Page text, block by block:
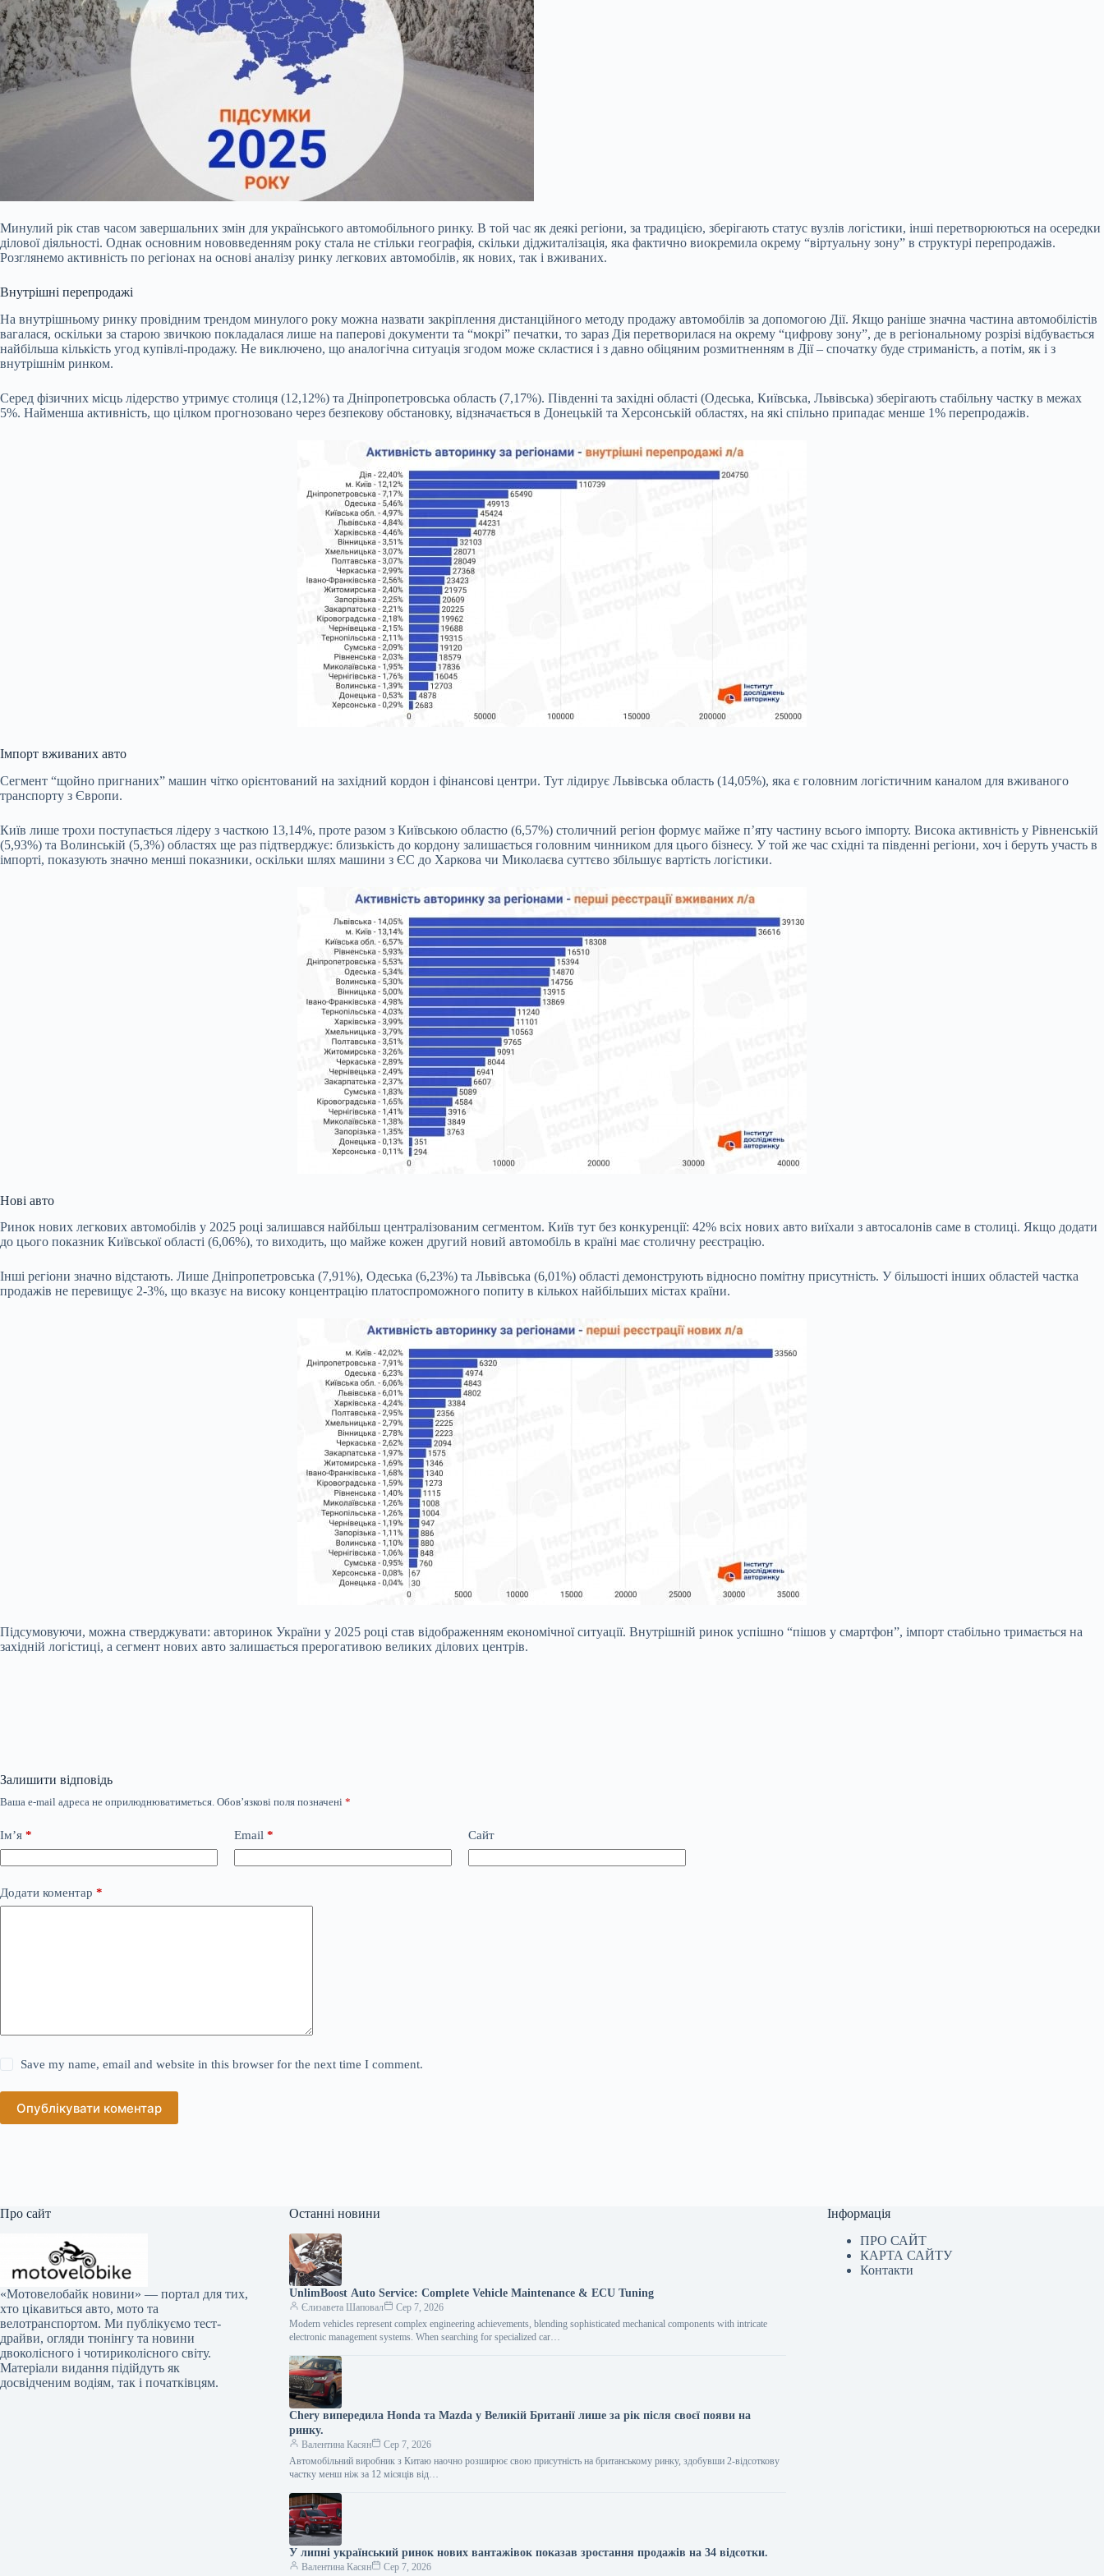
Минулий рік став часом завершальних змін для українського автомобільного ринку. В той час як деякі регіони, за традицією, зберігають статус вузлів логістики, інші перетворюються на осередки
ділової діяльності. Однак основним нововведенням року стала не стільки географія, скільки діджиталізація, яка фактично виокремила окрему “віртуальну зону” в структурі перепродажів.
Розглянемо активність по регіонах на основі аналізу ринку легкових автомобілів, як нових, так і вживаних.
Внутрішні перепродажі
На внутрішньому ринку провідним трендом минулого року можна назвати закріплення дистанційного методу продажу автомобілів за допомогою Дії. Якщо раніше значна частина автомобілістів
вагалася, оскільки за старою звичкою покладалася лише на паперові документи та “мокрі” печатки, то зараз Дія перетворилася на окрему “цифрову зону”, де в регіональному розрізі відбувається
найбільша кількість угод купівлі-продажу. Не виключено, що аналогічна ситуація згодом може скластися і з давно обіцяним розмитненням в Дії – спочатку буде стриманість, а потім, як і з
внутрішнім ринком.
Серед фізичних місць лідерство утримує столиця (12,12%) та Дніпропетровська область (7,17%). Південні та західні області (Одеська, Київська, Львівська) зберігають стабільну частку в межах
5%. Найменша активність, що цілком прогнозовано через безпекову обстановку, відзначається в Донецькій та Херсонській областях, на які спільно припадає менше 1% перепродажів.
Імпорт вживаних авто
Сегмент “щойно пригнаних” машин чітко орієнтований на західний кордон і фінансові центри. Тут лідирує Львівська область (14,05%), яка є головним логістичним каналом для вживаного
транспорту з Європи.
Київ лише трохи поступається лідеру з часткою 13,14%, проте разом з Київською областю (6,57%) столичний регіон формує майже п’яту частину всього імпорту. Висока активність у Рівненській
(5,93%) та Волинській (5,3%) областях ще раз підтверджує: близькість до кордону залишається головним чинником для цього бізнесу. У той же час східні та південні регіони, хоч і беруть участь в
імпорті, показують значно менші показники, оскільки шлях машини з ЄС до Харкова чи Миколаєва суттєво збільшує вартість логістики.
Нові авто
Ринок нових легкових автомобілів у 2025 році залишався найбільш централізованим сегментом. Київ тут без конкуренції: 42% всіх нових авто виїхали з автосалонів саме в столиці. Якщо додати
до цього показник Київської області (6,06%), то виходить, що майже кожен другий новий автомобіль в країні має столичну реєстрацію.
Інші регіони значно відстають. Лише Дніпропетровська (7,91%), Одеська (6,23%) та Львівська (6,01%) області демонструють відносно помітну присутність. У більшості інших областей частка
продажів не перевищує 2-3%, що вказує на високу концентрацію платоспроможного попиту в кількох найбільших містах країни.
Підсумовуючи, можна стверджувати: авторинок України у 2025 році став відображенням економічної ситуації. Внутрішній ринок успішно “пішов у смартфон”, імпорт стабільно тримається на
західній логістиці, а сегмент нових авто залишається прерогативою великих ділових центрів.
Залишити відповідь
Ваша e-mail адреса не оприлюднюватиметься. Обов’язкові поля позначені *
Ім’я * Email * Сайт
Додати коментар *
Save my name, email and website in this browser for the next time I comment.
Опублікувати коментар
Про сайт
«Мотовелобайк новини» — портал для тих,
хто цікавиться авто, мото та
велотранспортом. Ми публікуємо тест-
драйви, огляди тюнінгу та новини
двоколісного і чотириколісного світу.
Матеріали видання підійдуть як
досвідченим водіям, так і початківцям.
Останні новини
UnlimBoost Auto Service: Complete Vehicle Maintenance & ECU Tuning
Єлизавета Шаповал
Сер 7, 2026
Modern vehicles represent complex engineering achievements, blending sophisticated mechanical components with intricate
electronic management systems. When searching for specialized car…
Chery випередила Honda та Mazda у Великій Британії лише за рік після своєї появи на
ринку.
Валентина Касян
Сер 7, 2026
Автомобільний виробник з Китаю наочно розширює свою присутність на британському ринку, здобувши 2-відсоткову
частку менш ніж за 12 місяців від…
У липні український ринок нових вантажівок показав зростання продажів на 34 відсотки.
Валентина Касян Сер 7, 2026
Інформація
ПРО САЙТ
КАРТА САЙТУ
Контакти